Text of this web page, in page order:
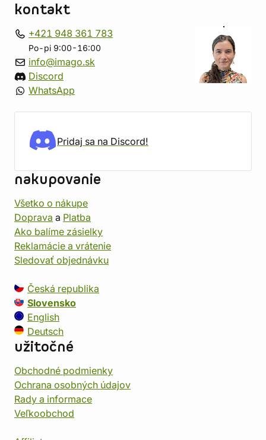
kontakt
+421 948 361 783
Po-pi 9:00-16:00
info@imago.sk
Discord
WhatsApp
Pridaj sa na Discord!
nakupovanie
Všetko o nákupe
Doprava a Platba
Ako balíme zásielky
Reklamácie a vrátenie
Sledovať objednávku
Česká republika
Slovensko
English
Deutsch
užitočné
Obchodné podmienky
Ochrana osobných údajov
Rady a informace
Veľkoobchod